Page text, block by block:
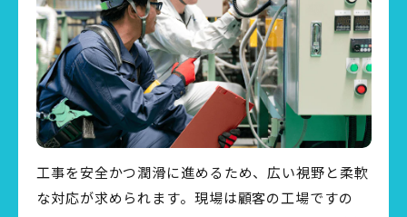
工事を安全かつ潤滑に進めるため、広い視野と柔軟
な対応が求められます。現場は顧客の工場ですの